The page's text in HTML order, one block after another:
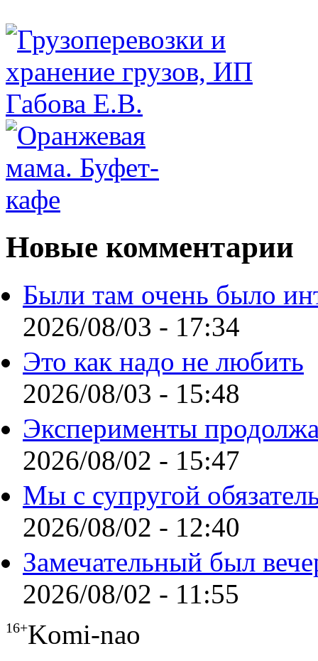
Новые комментарии
Были там очень было
2026/08/03 - 17:34
Это как надо не любить
2026/08/03 - 15:48
Эксперименты
2026/08/02 - 15:47
Мы с супругой
2026/08/02 - 12:40
Замечательный был
2026/08/02 - 11:55
16+Komi-nao